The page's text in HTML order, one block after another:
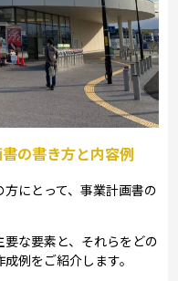
の書き方と内容例
にとって、事業計画書の
な要素と、それらをどの
例をご紹介します。